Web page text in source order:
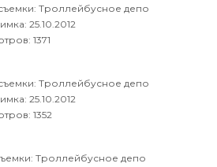
Троллейбусное депо
25.10.2012
1371
Троллейбусное депо
25.10.2012
1352
Троллейбусное депо